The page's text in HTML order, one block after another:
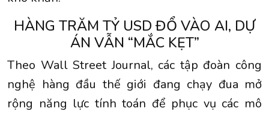
HÀNG TRĂM TỶ USD ĐỔ VÀO AI, DỰ
ÁN VẪN “MẮC KẸT”
Theo Wall Street Journal, các tập đoàn công
nghệ hàng đầu thế giới đang chạy đua mở
rộng năng lực tính toán để phục vụ các mô